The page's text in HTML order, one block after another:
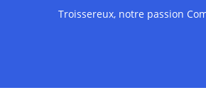
Troissereux, notre passion